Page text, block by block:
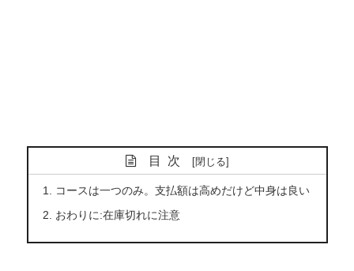
目次
コースは一つのみ。支払額は高めだけど中身は良い
おわりに:在庫切れに注意